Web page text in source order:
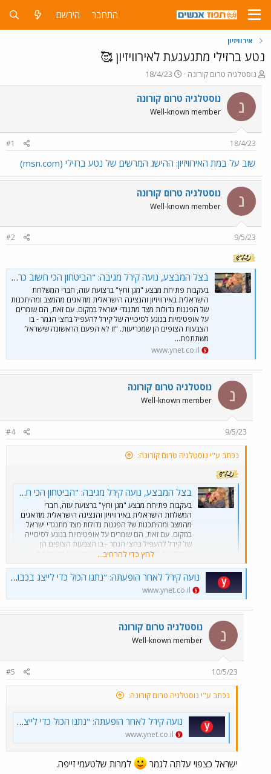
התחבר הירשם
אירוויזיון
נטע ברזילי מתגעגעת לאירוויזיון 🥰
פ
ו
ת
ח
ה
ש
א
נוסטלגיה טרום קורונה
פ
ו
ר
ם
ר
ך
18/4/23
נ נוסטלגיה טרום קורונה
Well-known member
18/4/23
#1
שוב על במת האירוויזיון: ההישג המרשים של נטע ברזילי (msn.com)
נ נוסטלגיה טרום קורונה
Well-known member
9/5/23
#2
בצל המבצע, נועה קירל מגיבה: "הביטחון הכי חשוב כרגע, ליבי עם ישראל"
בעקבות פתיחת מבצע "מגן וחץ" ברצועת עזה, חברי המשלחת
הישראלית באירוויזיון והנציגה הישראלית מודאגים מהמצב ומהיתכנות
של הפגנות גדולות מצד מתנגדי ישראל במקום. עם זאת, הם שומרים
על אופטימיות בנוגע לסיכוייה של קירל להעפיל בחצי הגמר - בו
הצבעות הצופים הן שמכריעות. "זו לא הפעם הראשונה שישראל
משתתפת...
www.ynet.co.il
נ נוסטלגיה טרום קורונה
Well-known member
9/5/23
#4
נכתב ע"י נוסטלגיה טרום קורונה:
בצל המבצע, נועה קירל מגיבה: "הביטחון הכי חשוב כרגע, ליבי עם ישראל"
בעקבות פתיחת מבצע "מגן וחץ" ברצועת עזה, חברי
המשלחת הישראלית באירוויזיון והנציגה הישראלית מודאגים
מהמצב ומהיתכנות של הפגנות גדולות מצד מתנגדי ישראל
במקום. עם זאת, הם שומרים על אופטימיות בנוגע לסיכוייה
של קירל להעפיל בחצי הגמר - בו הצבעות הצופים הן
שמכריעות. "זו לא הפעם הראשונה שישראל משתתפת...
לחץ כדי להרחיב...
נועה קירל לאחר הופעתה: "נתנו הכול כדי לייצג בכבוד, התחושה מדהימה"
www.ynet.co.il
נ נוסטלגיה טרום קורונה
Well-known member
10/5/23
#5
נכתב ע"י נוסטלגיה טרום קורונה:
נועה קירל לאחר הופעתה: "נתנו הכול כדי לייצג בכבוד, התחושה מדהימה"
www.ynet.co.il
ישראל כצפוי עלתה לגמר למרות שלטעמי זייפה.